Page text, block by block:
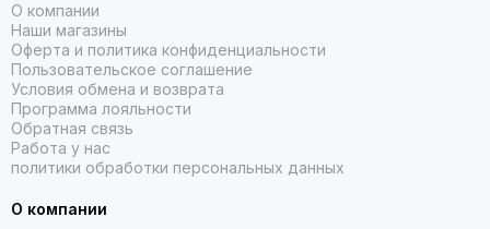
О компании
Наши магазины
Оферта и политика конфиденциальности
Пользовательское соглашение
Условия обмена и возврата
Программа лояльности
Обратная связь
Работа у нас
политики обработки персональных данных
О компании